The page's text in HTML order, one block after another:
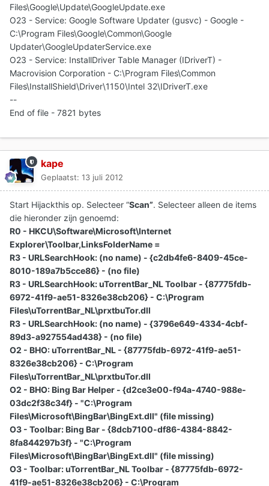
Files\Google\Update\GoogleUpdate.exe
O23 - Service: Google Software Updater (gusvc) - Google -
C:\Program Files\Google\Common\Google
Updater\GoogleUpdaterService.exe
O23 - Service: InstallDriver Table Manager (IDriverT) -
Macrovision Corporation - C:\Program Files\Common
Files\InstallShield\Driver\1150\Intel 32\IDriverT.exe
--
End of file - 7821 bytes
kape
Geplaatst: 13 juli 2012
Start Hijackthis op. Selecteer “Scan”. Selecteer alleen de items
die hieronder zijn genoemd:
R0 - HKCU\Software\Microsoft\Internet
Explorer\Toolbar,LinksFolderName =
R3 - URLSearchHook: (no name) - {c2db4fe6-8409-45ce-
8010-189a7b5cce86} - (no file)
R3 - URLSearchHook: uTorrentBar_NL Toolbar - {87775fdb-
6972-41f9-ae51-8326e38cb206} - C:\Program
Files\uTorrentBar_NL\prxtbuTor.dll
R3 - URLSearchHook: (no name) - {3796e649-4334-4cbf-
89d3-a927554ad438} - (no file)
O2 - BHO: uTorrentBar_NL - {87775fdb-6972-41f9-ae51-
8326e38cb206} - C:\Program
Files\uTorrentBar_NL\prxtbuTor.dll
O2 - BHO: Bing Bar Helper - {d2ce3e00-f94a-4740-988e-
03dc2f38c34f} - "C:\Program
Files\Microsoft\BingBar\BingExt.dll" (file missing)
O3 - Toolbar: Bing Bar - {8dcb7100-df86-4384-8842-
8fa844297b3f} - "C:\Program
Files\Microsoft\BingBar\BingExt.dll" (file missing)
O3 - Toolbar: uTorrentBar_NL Toolbar - {87775fdb-6972-
41f9-ae51-8326e38cb206} - C:\Program